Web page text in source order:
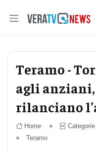
Teramo -
agli
rilanciano
Home Categorie
Teramo